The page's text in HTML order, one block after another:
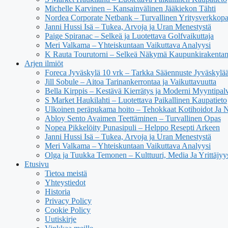
Michelle Karvinen – Kansainvälinen Jääkiekon Tähti
Nordea Corporate Netbank – Turvallinen
Janni Hussi Isä – Tukea, Arvoja ja Uran Menestystä
Paige Spiranac – Selkeä ja Luotettava Golfvaikuttaja
Meri Valkama – Yhteiskuntaan Vaikuttava Analyysi
K Rauta Tourutorni – Selkeä Näkymä
Arjen ilmiöt
Foreca Jyväskylä 10 vrk – Tarkka Sääennuste
Jill Sobule – Aitoa Tarinankerrontaa ja Vaikuttavuutta
Bella Kirppis – Kestävä Kierrätys ja Moderni
S Market Haukilahti – Luotettava Paikallinen Kaupatieto
Ulkoinen peräpukama hoito – Tehokkaat Kotihoidot Ja
Abloy Sento Avaimen Teettäminen – Turvallinen Opas
Nopea Pikkelöity Punasipuli – Helppo Resepti Arkeen
Janni Hussi Isä – Tukea, Arvoja ja Uran Menestystä
Meri Valkama – Yhteiskuntaan Vaikuttava Analyysi
Olga ja Tuukka Temonen – Kulttuuri, Media Ja
Etusivu
Tietoa meistä
Yhteystiedot
Historia
Privacy Policy
Cookie Policy
Uutiskirje